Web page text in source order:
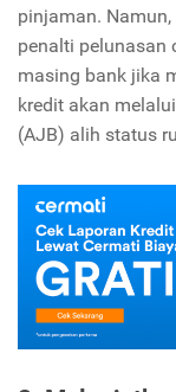
pinjaman.
penalti pelunasan
masing bank jika
kredit akan
(AJB) alih status